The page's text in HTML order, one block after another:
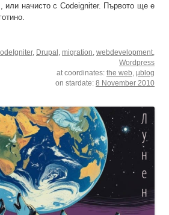
или начисто с Codeigniter. Първото ще е
, Drupal migration webdevelopment
Wordpress
at coordinates: the web µblog
on stardate: 8 November 2010